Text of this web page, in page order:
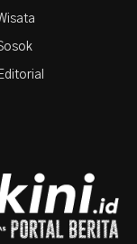
Editorial